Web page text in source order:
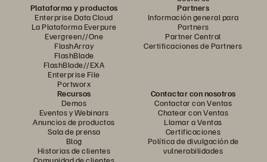
Plataforma y productos
Enterprise Data Cloud
La Plataforma Everpure
Evergreen//One
FlashArray
FlashBlade
FlashBlade//EXA
Enterprise File
Portworx
Partners
Información general para
Partners
Partner Central
Certificaciones de Partners
Recursos
Demos
Eventos y Webinars
Anuncios de productos
Sala de prensa
Blog
Historias de clientes
Comunidad de clientes
Contactar con nosotros
Contactar con Ventas
Chatear con Ventas
Llamar a Ventas
Certificaciones
Política de divulgación de
vulnerabilidades